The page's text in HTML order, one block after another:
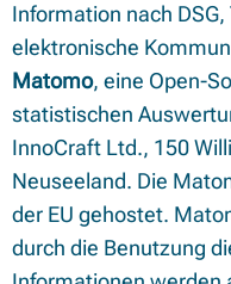
Information nach
elektronische
Matomo, eine Open-
statistischen
InnoCraft Ltd., 150
Neuseeland. Die
der EU gehostet.
durch die Benutzung